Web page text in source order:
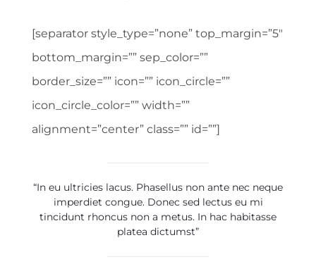
[separator style_type=”none” top_margin=”5″
bottom_margin=”” sep_color=””
border_size=”” icon=”” icon_circle=””
icon_circle_color=”” width=””
alignment=”center” class=”” id=””]
“In eu ultricies lacus. Phasellus non ante nec neque
imperdiet congue. Donec sed lectus eu mi
tincidunt rhoncus non a metus. In hac habitasse
platea dictumst”